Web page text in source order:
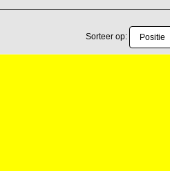
Sorteer op: